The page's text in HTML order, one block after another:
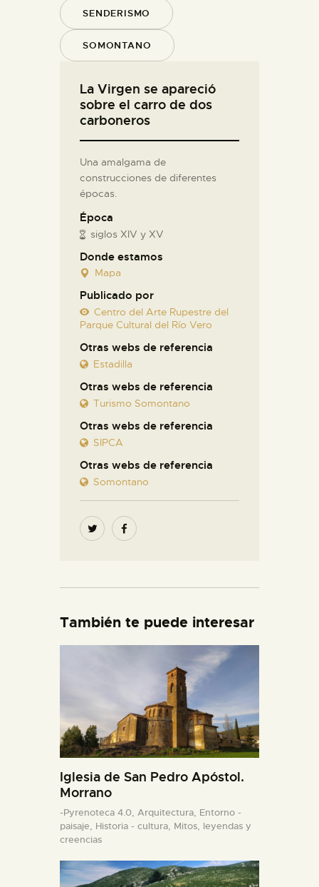
SENDERISMO
SOMONTANO
La Virgen se apareció
sobre el carro de dos
carboneros
Una amalgama de
construcciones de diferentes
épocas.
Época
siglos XIV y XV
Donde estamos
Mapa
Publicado por
Centro del Arte Rupestre del
Parque Cultural del Río Vero
Otras webs de referencia
Estadilla
Otras webs de referencia
Turismo Somontano
Otras webs de referencia
SIPCA
Otras webs de referencia
Somontano
También te puede interesar
Iglesia de San Pedro Apóstol.
Morrano
-Pyrenoteca 4.0, Arquitectura, Entorno -
paisaje, Historia - cultura, Mitos, leyendas y
creencias